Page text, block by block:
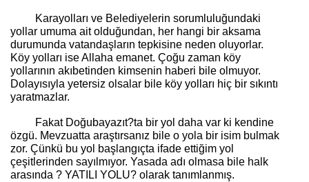
Karayolları ve Belediyelerin sorumluluğundaki
yollar umuma ait olduğundan, her hangi bir aksama
durumunda vatandaşların tepkisine neden oluyorlar.
Köy yolları ise Allaha emanet. Çoğu zaman köy
yollarının akıbetinden kimsenin haberi bile olmuyor.
Dolayısıyla yetersiz olsalar bile köy yolları hiç bir sıkıntı
yaratmazlar.
Fakat Doğubayazıt?ta bir yol daha var ki kendine
özgü. Mevzuatta araştırsanız bile o yola bir isim bulmak
zor. Çünkü bu yol başlangıçta ifade ettiğim yol
çeşitlerinden sayılmıyor. Yasada adı olmasa bile halk
arasında ? YATILI YOLU? olarak tanımlanmış.